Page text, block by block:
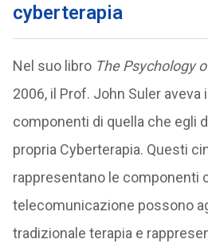
cyberterapia
Nel suo libro The Psychology
2006, il Prof. John Suler aveva
componenti di quella che egli
propria Cyberterapia. Questi
rappresentano le componenti
telecomunicazione possono
tradizionale terapia e